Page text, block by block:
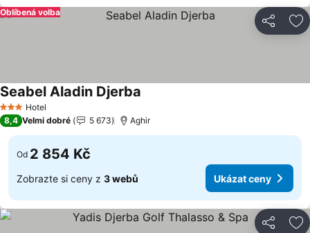
Sdílet
Oblíbená volba
3 Počet hvězdiček
Hotel
Seabel Aladin Djerba
8,4 Velmi dobré 5 673 Aghir
Od 2 854 Kč
Zobrazte si ceny z 3 webů Ukázat ceny
Sdílet